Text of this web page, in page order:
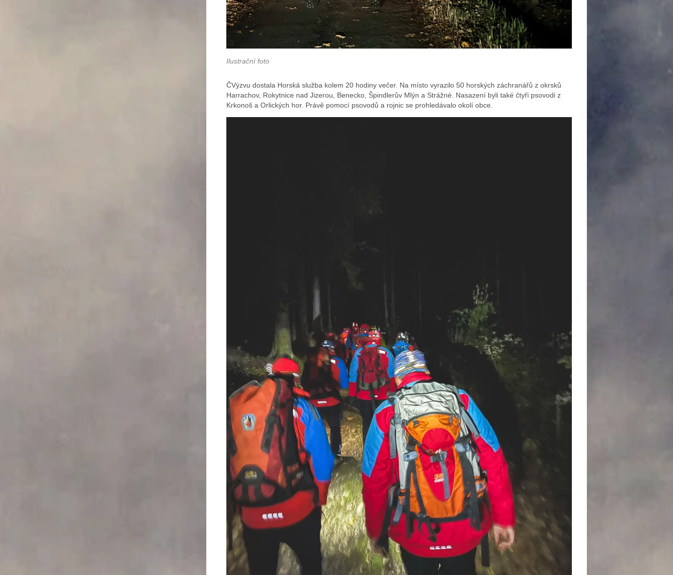
Ilustrační foto
ČVýzvu dostala Horská služba kolem 20 hodiny večer. Na místo vyrazilo 50 horských záchranářů z okrsků
Harrachov, Rokytnice nad Jizerou, Benecko, Špindlerův Mlýn a Strážné. Nasazení byli také čtyři psovodi z
Krkonoš a Orlických hor. Právě pomocí psovodů a rojnic se prohledávalo okolí obce.